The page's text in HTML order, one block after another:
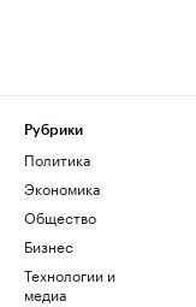
Рубрики
Политика
Экономика
Общество
Бизнес
Технологии и
медиа